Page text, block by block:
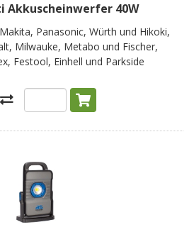
Akkuscheinwerfer 40W
Panasonic, Würth und Hikoki,
Milwauke, Metabo und Fischer,
Festool, Einhell und Parkside